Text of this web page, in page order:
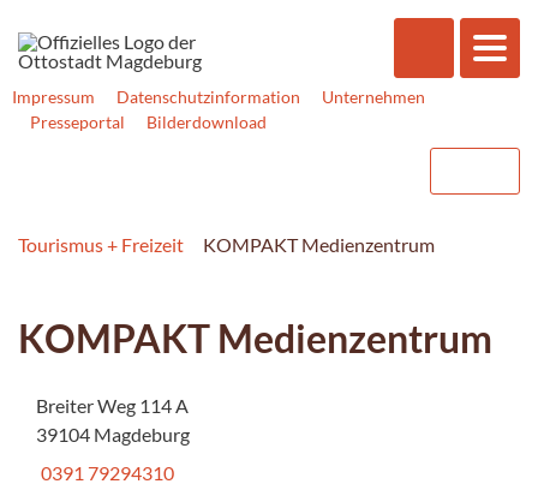
Impressum Datenschutzinformation
Unternehmen
Presseportal
Bilderdownload
Tourismus + Freizeit KOMPAKT Medienzentrum
KOMPAKT Medienzentrum
Breiter Weg 114 A
39104 Magdeburg
0391 79294310